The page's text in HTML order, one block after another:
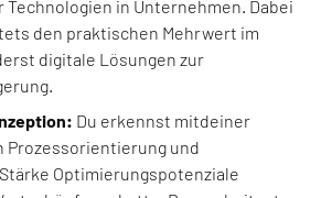
Technologien in Unternehmen. Dabei
den praktischen Mehrwert im
digitale Lösungen zur
Du erkennst mitdeiner
Prozessorientierung und
Optimierungspotenziale